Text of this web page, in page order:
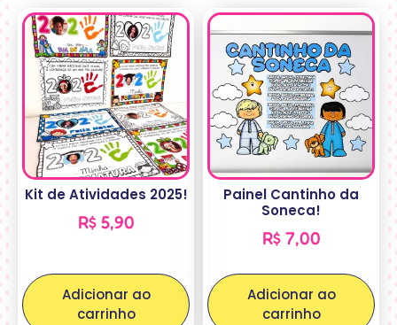
Kit de Atividades 2025!
R$5,90
Adicionar ao
carrinho
Painel Cantinho da
Soneca!
R$7,00
Adicionar ao
carrinho